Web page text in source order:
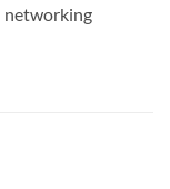
networking